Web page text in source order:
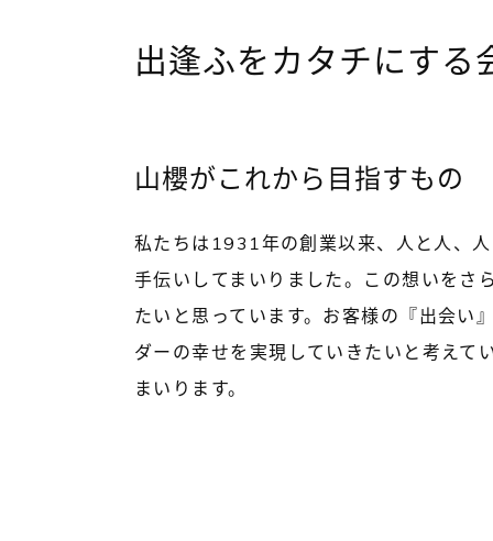
出逢ふをカタチにする
山櫻がこれから目指すもの
私たちは1931年の創業以来、人と人、
手伝いしてまいりました。この想いをさ
たいと思っています。お客様の『出会い
ダーの幸せを実現していきたいと考えて
まいります。